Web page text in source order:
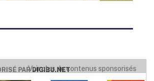
SANTOS
PARDIGIBU.NET
Voir plus de contenus sponsorisés